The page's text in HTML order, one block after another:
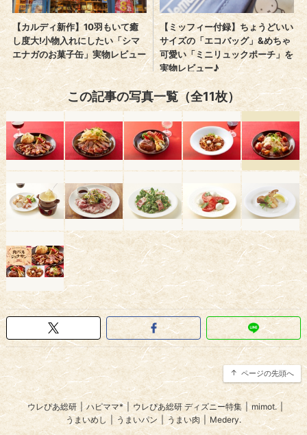
この記事の写真一覧（全11枚）
ページの先頭へ
ウレぴあ総研 | ハピママ* | ウレぴあ総研 ディズニー特集 | mimot.
うまいめし
うまいパン | うまい肉 Medery.